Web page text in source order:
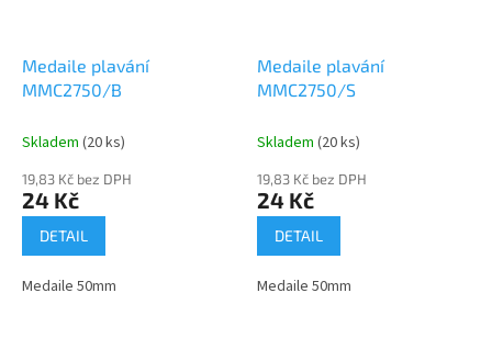
Medaile plavání
MMC2750/B
Skladem (20 ks)
19,83 Kč bez DPH
24 Kč
DETAIL
Medaile 50mm
Medaile plavání
MMC2750/S
Skladem (20 ks)
19,83 Kč bez DPH
24 Kč
DETAIL
Medaile 50mm